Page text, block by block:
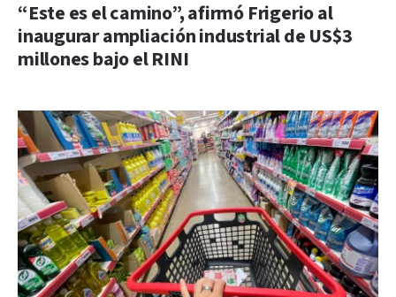
“Este es el camino”, afirmó Frigerio al
inaugurar ampliación industrial de US$3
millones bajo el RINI